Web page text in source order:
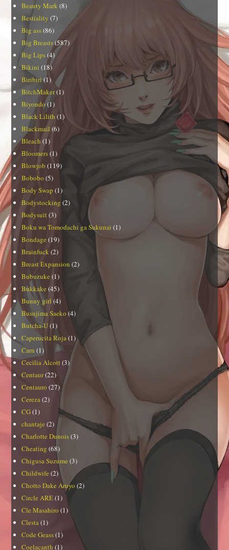
Beauty Mark (8)
Bestiality (7)
Big ass(86)
Big Breasts(587)
Big Lips(4)
Bikini (18)
Biribiri(1)
BitchMaker(1)
Biyondo(1)
Black Lilith (1)
Blackmail (6)
Bleach(1)
Bloomers(1)
Blowjob (119)
Bobobo (5)
Body Swap (1)
Bodystocking (2)
Bodysuit(3)
Boku wa Tomodachi ga Sukunai (1)
Bondage (19)
Brainfuck(2)
Breast Expansion (2)
Bubuzuke (1)
Bukkake (45)
Bunny girl (4)
Busujima Saeko (4)
Butcha-U(1)
Caperucita Roja(1)
Carn (1)
Cecilia Alcott(3)
Centaur(22)
Centauro (27)
Cereza(2)
CG(1)
chantaje (2)
Charlotte Dunois(3)
Cheating (68)
Chigusa Suzume (3)
Childwife (2)
Chotto Dake Aruyo (2)
Circle ARE(1)
Cle Masahiro (1)
Clesta(1)
Code Geass(1)
Coelacanth (1)